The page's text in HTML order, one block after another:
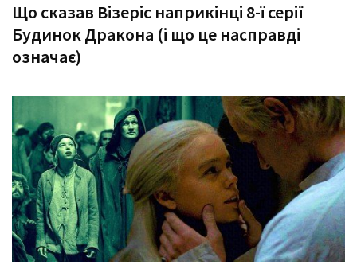
Що сказав Візеріс наприкінці 8-ї серії
Будинок Дракона (і що це насправді
означає)